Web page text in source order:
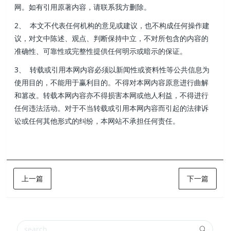
网。如有引用原著内容，请联系我方删除。
2、 本文不代表任何机构的意见或建议，也不构成任何操作建
议，对文中陈述、观点、判断保持中立，不对所包含的内容的
准确性、可靠性或完整性提供任何明示或暗示的保证。
3、 转载或引用本网内容必须以新闻性或资料性等公共信息为
使用目的，不能用于赢利目的。不得对本网内容原意进行曲解
和篡改。转载本网内容亦不得损害本网或他人利益，不得进行
任何违法活动。对于不当转载或引用本网内容而引起的法律诉
讼或任何其他形式的纠纷，本网站不承担任何责任。
上一篇 下一篇